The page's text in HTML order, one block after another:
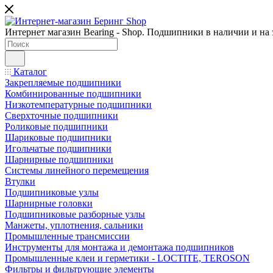
Интернет магазин Bearing - Shop. Подшипники в наличии и на
Каталог
Закрепляемые подшипники
Комбинированные подшипники
Низкотемпературные подшипники
Сверхточные подшипники
Роликовые подшипники
Шариковые подшипники
Игольчатые подшипники
Шарнирные подшипники
Системы линейного перемещения
Втулки
Подшипниковые узлы
Шарнирные головки
Подшипниковые разборные узлы
Манжеты, уплотнения, сальники
Промышленные трансмиссии
Инструменты для монтажа и демонтажа подшипников
Промышленные клеи и герметики - LOCTITE, TEROSON
Фильтры и фильтрующие элементы